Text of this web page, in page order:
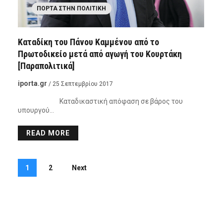
ΠΌΡΤΑ ΣΤΗΝ ΠΟΛΙΤΙΚΉ
Καταδίκη του Πάνου Καμμένου από το
Πρωτοδικείο μετά από αγωγή του Κουρτάκη
[Παραπολιτικά]
iporta.gr / 25 Σεπτεμβρίου 2017
Καταδικαστική απόφαση σε βάρος του
υπουργού…
READ MORE
1 2 Next